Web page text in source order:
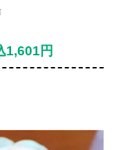
1,601円